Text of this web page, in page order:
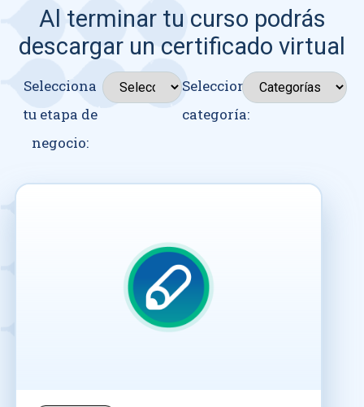
Al terminar tu curso podrás
descargar un certificado virtual
Selecciona
tu etapa de
negocio:
Seleccionar
categoría: